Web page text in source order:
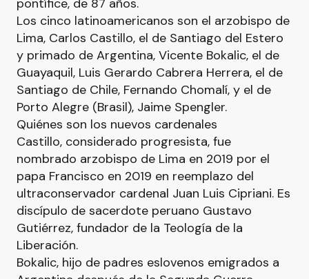
pontífice, de 87 años.
Los cinco latinoamericanos son el arzobispo de
Lima, Carlos Castillo, el de Santiago del Estero
y primado de Argentina, Vicente Bokalic, el de
Guayaquil, Luis Gerardo Cabrera Herrera, el de
Santiago de Chile, Fernando Chomalí, y el de
Porto Alegre (Brasil), Jaime Spengler.
Quiénes son los nuevos cardenales
Castillo, considerado progresista, fue
nombrado arzobispo de Lima en 2019 por el
papa Francisco en 2019 en reemplazo del
ultraconservador cardenal Juan Luis Cipriani. Es
discípulo de sacerdote peruano Gustavo
Gutiérrez, fundador de la Teología de la
Liberación.
Bokalic, hijo de padres eslovenos emigrados a